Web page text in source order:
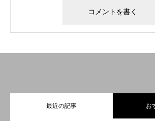
最近の記事 お